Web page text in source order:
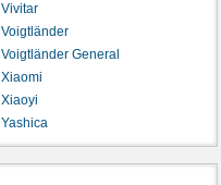
Vivitar
Voigtländer
Voigtländer General
Xiaomi
Xiaoyi
Yashica